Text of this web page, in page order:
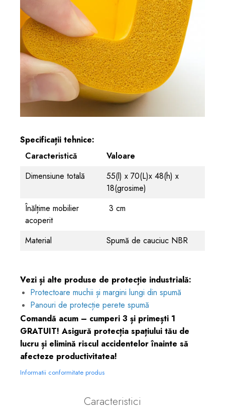
Specificații tehnice:
Caracteristică
Valoare
Dimensiune totală
55(l) x 70(L)x 48(h) x
18(grosime)
Înălțime mobilier
acoperit
3 cm
Material Spumă de cauciuc NBR
Vezi și alte produse de protecție industrială:
Protectoare muchii și margini lungi din spumă
Panouri de protecție perete spumă
Comandă acum – cumperi 3 și primești 1
GRATUIT! Asigură protecția spațiului tău de
lucru și elimină riscul accidentelor înainte să
afecteze productivitatea!
Informatii conformitate produs
Caracteristici